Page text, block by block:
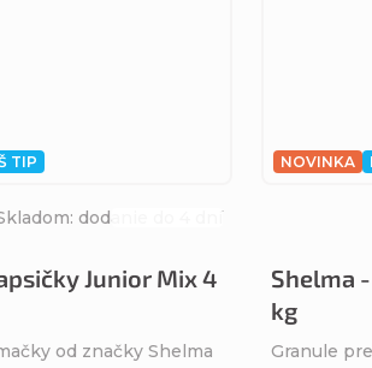
TIP
Junior Mix 4
produktu
4,8
dodanie do 4 dní
od značky Shelma
NOVINKA
Shelma
kg
Granule